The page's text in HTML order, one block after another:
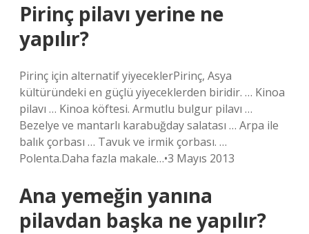
Pirinç pilavı yerine ne
yapılır?
Pirinç için alternatif yiyeceklerPirinç, Asya
kültüründeki en güçlü yiyeceklerden biridir. … Kinoa
pilavı … Kinoa köftesi. Armutlu bulgur pilavı …
Bezelye ve mantarlı karabuğday salatası … Arpa ile
balık çorbası … Tavuk ve irmik çorbası. …
Polenta.Daha fazla makale…•3 Mayıs 2013
Ana yemeğin yanına
pilavdan başka ne yapılır?